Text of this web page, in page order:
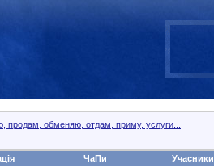
продам, обменяю, отдам, приму, услуги...
ЧаПи Учасники